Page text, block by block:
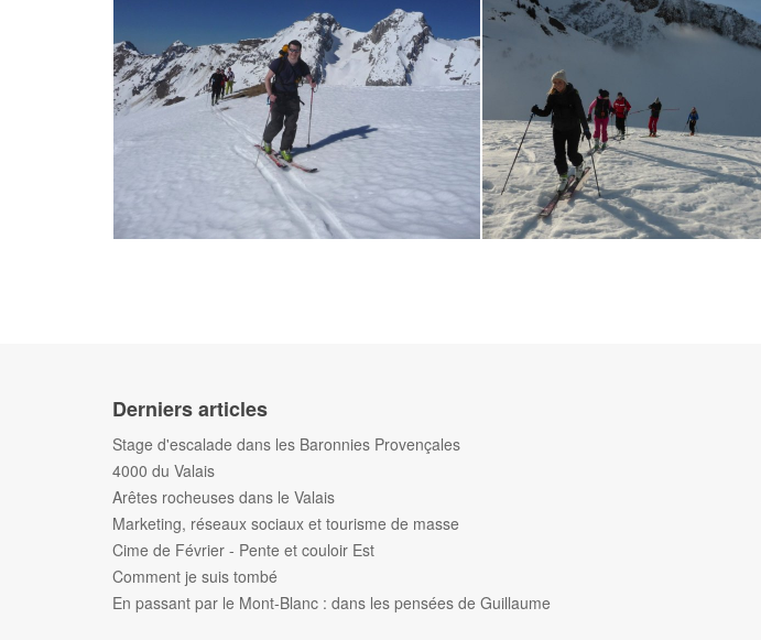
Derniers articles
Stage d'escalade dans les Baronnies Provençales
4000 du Valais
Arêtes rocheuses dans le Valais
Marketing, réseaux sociaux et tourisme de masse
Cime de Février - Pente et couloir Est
Comment je suis tombé
En passant par le Mont-Blanc : dans les pensées de Guillaume